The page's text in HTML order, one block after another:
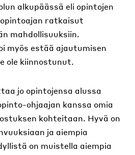
alkupäässä eli opintojen
ratkaisut
mahdollisuuksiin.
myös estää ajautumisen
ole kiinnostunut.
jo opintojensa alussa
ohjaajan kanssa omia
kohteitaan. Hyvä on
ja aiempia
on muistella aiempia